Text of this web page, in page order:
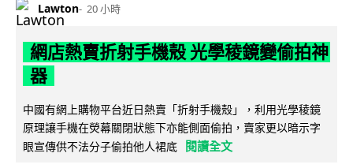
Lawton 20 小時
網店熱賣折射手機殼 光學稜鏡變偷拍神
器
中國有網上購物平台近日熱賣「折射手機殼」，利用光學稜鏡
原理讓手機在熒幕關閉狀態下亦能側面偷拍，賣家更以暗示字
眼宣傳供不法分子偷拍他人裙底 閱讀全文